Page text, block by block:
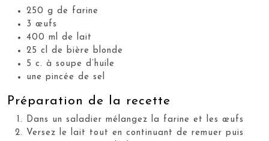
250 g de farine
3 œufs
400 ml de lait
25 cl de bière blonde
5 c. à soupe d’huile
une pincée de sel
Préparation de la recette
Dans un saladier mélangez la farine et les œufs
Versez le lait tout en continuant de remuer puis